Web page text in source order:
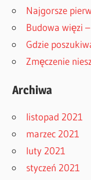
Najgorsze
Budowa więzi
Gdzie
Zmęczenie
Archiwa
listopad 2021
marzec 2021
luty 2021
styczeń 2021